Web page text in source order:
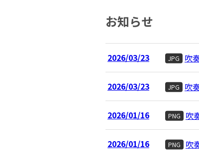
お知らせ
2026/03/23 JPG 吹
2026/03/23 JPG 吹
2026/01/16 PNG 吹
2026/01/16 PNG 吹